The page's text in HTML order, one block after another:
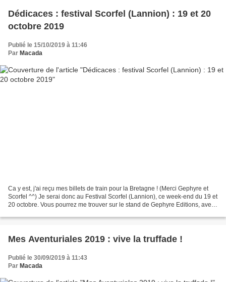
Dédicaces : festival Scorfel (Lannion) : 19 et 20
octobre 2019
Publié le 15/10/2019 à 11:46
Par Macada
Ca y est, j'ai reçu mes billets de train pour la Bretagne ! (Merci Gephyre et
Scorfel ^^) Je serai donc au Festival Scorfel (Lannion), ce week-end du 19 et
20 octobre. Vous pourrez me trouver sur le stand de Gephyre Editions, avec
Mes Aventuriales 2019 : vive la truffade !
Publié le 30/09/2019 à 11:43
Par Macada